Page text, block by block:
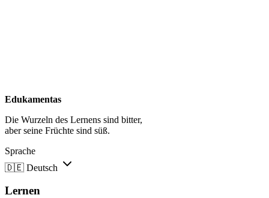
Edukamentas
Die Wurzeln des Lernens sind bitter,
aber seine Früchte sind süß.
Sprache
🇩🇪 Deutsch
Lernen